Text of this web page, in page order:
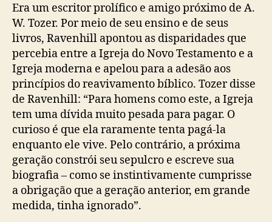
Era um escritor prolífico e amigo próximo de A.
W. Tozer. Por meio de seu ensino e de seus
livros, Ravenhill apontou as disparidades que
percebia entre a Igreja do Novo Testamento e a
Igreja moderna e apelou para a adesão aos
princípios do reavivamento bíblico. Tozer disse
de Ravenhill: “Para homens como este, a Igreja
tem uma dívida muito pesada para pagar. O
curioso é que ela raramente tenta pagá-la
enquanto ele vive. Pelo contrário, a próxima
geração constrói seu sepulcro e escreve sua
biografia – como se instintivamente cumprisse
a obrigação que a geração anterior, em grande
medida, tinha ignorado”.